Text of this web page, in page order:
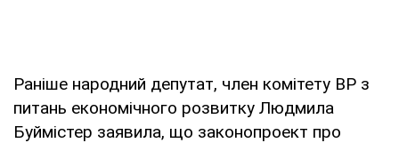
Раніше народний депутат, член комітету ВР з
питань економічного розвитку Людмила
Буймістер заявила, що законопроект про